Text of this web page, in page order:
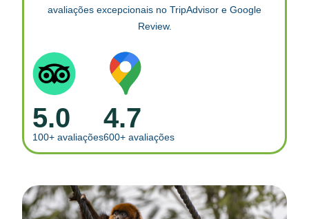
avaliações excepcionais no TripAdvisor e Google
Review.
5.0
100+ avaliações
4.7
600+ avaliações